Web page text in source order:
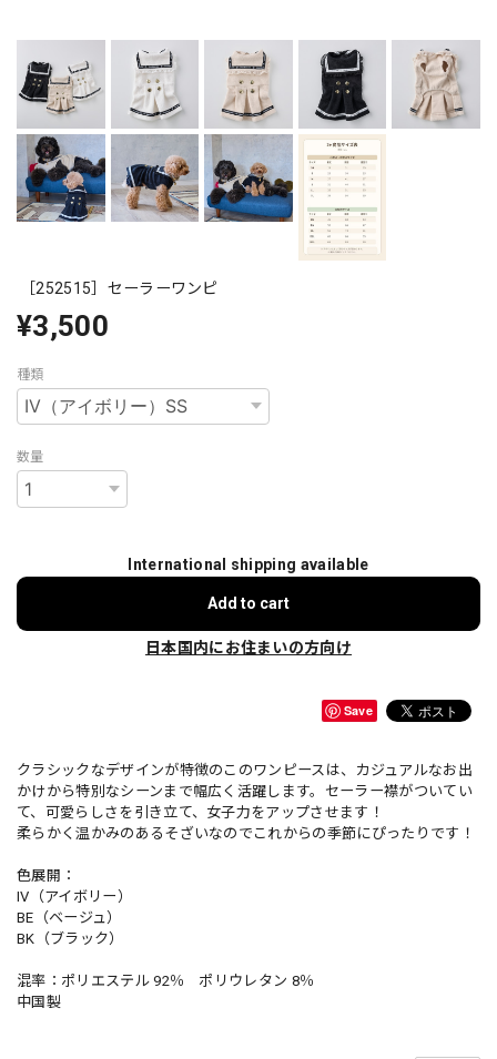
［252515］セーラーワンピ
¥3,500
種類
数量
International shipping available
Add to cart
日本国内にお住まいの方向け
Save
クラシックなデザインが特徴のこのワンピースは、カジュアルなお出
かけから特別なシーンまで幅広く活躍します。セーラー襟がついてい
て、可愛らしさを引き立て、女子力をアップさせます！
柔らかく温かみのあるそざいなのでこれからの季節にぴったりです！
色展開：
IV（アイボリー）
BE（ベージュ）
BK（ブラック）
混率：ポリエステル 92％ ポリウレタン 8％
中国製